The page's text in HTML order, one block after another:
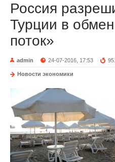
Россия
Турции в
поток»
admin 24-07-2016, 17:53
Новости экономики